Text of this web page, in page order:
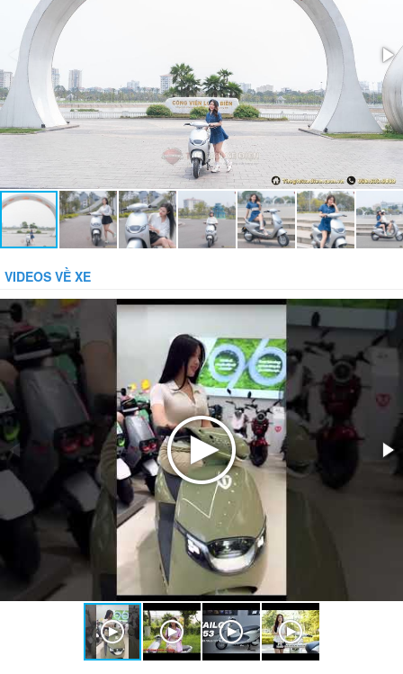
Bảo vệ dòng:
Bảo vệ tụt áp:
Phụ kiện đi kèm:Gương, Sạc, Khóa báo động chống trộm
VIDEOS VỀ XE